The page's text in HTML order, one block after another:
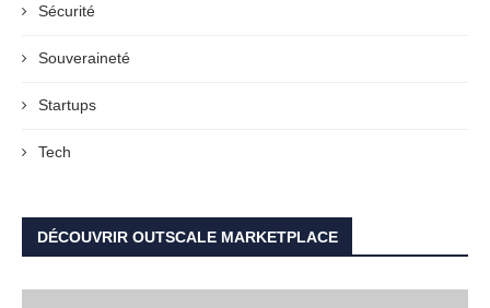
Sécurité
Souveraineté
Startups
Tech
DÉCOUVRIR OUTSCALE MARKETPLACE